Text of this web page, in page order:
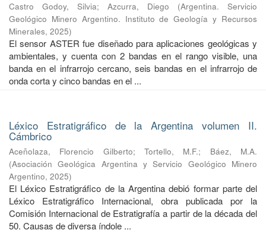
Castro Godoy, Silvia; Azcurra, Diego (Argentina. Servicio
Geológico Minero Argentino. Instituto de Geología y Recursos
Minerales, 2025)
El sensor ASTER fue diseñado para aplicaciones geológicas y
ambientales, y cuenta con 2 bandas en el rango visible, una
banda en el infrarrojo cercano, seis bandas en el infrarrojo de
onda corta y cinco bandas en el ...
Léxico Estratigráfico de la Argentina volumen II.
Cámbrico
Aceñolaza, Florencio Gilberto;Tortello, M.F.; Báez, M.A.
(Asociación Geológica Argentina y Servicio Geológico Minero
Argentino, 2025)
El Léxico Estratigráfico de la Argentina debió formar parte del
Léxico Estratigráfico Internacional, obra publicada por la
Comisión Internacional de Estratigrafía a partir de la década del
50. Causas de diversa índole ...